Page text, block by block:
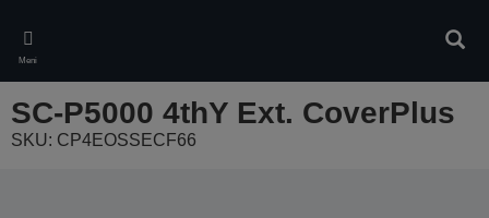
main
content
Meni
SC-P5000 4thY Ext. CoverPlus
SKU: CP4EOSSECF66